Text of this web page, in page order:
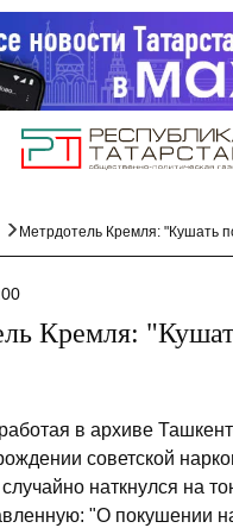
Метрдотель Кремля: "Кушать
Кремля:
в архиве
советской
наткнулся на
"О покушении